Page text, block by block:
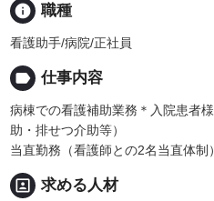
info 職種
看護助手/病院/正社員
label 仕事内容
病棟での看護補助業務＊入院患者
助・排せつ介助等）
当直勤務（看護師との2名当直体制）
portrait 求める人材